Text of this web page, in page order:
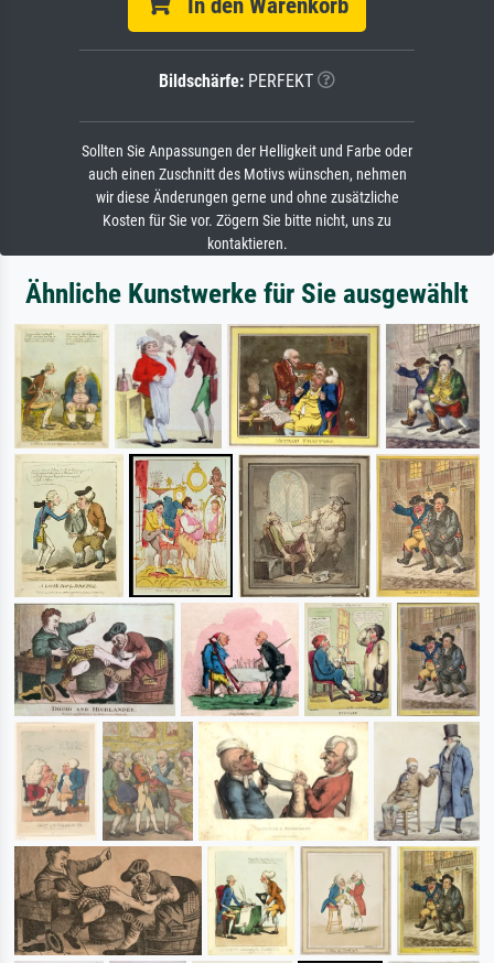
In den Warenkorb
Bildschärfe: PERFEKT
Sollten Sie Anpassungen der Helligkeit und Farbe oder
auch einen Zuschnitt des Motivs wünschen, nehmen
wir diese Änderungen gerne und ohne zusätzliche
Kosten für Sie vor. Zögern Sie bitte nicht, uns zu
kontaktieren.
Ähnliche Kunstwerke für Sie ausgewählt